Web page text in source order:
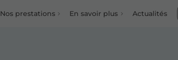
Nos prestations En savoir plus Actualités